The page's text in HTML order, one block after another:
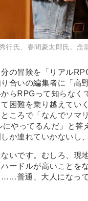
行氏、春間豪太郎氏。念
の冒険を「リアル
合いの編集者に「高
らRPGって知らな
困難を乗り越えてい
ころで「なんでソマ
やってるんだ」と
か連れていかないし
いです。むしろ、現
ードルが高いことを
… …普通、大人になっ